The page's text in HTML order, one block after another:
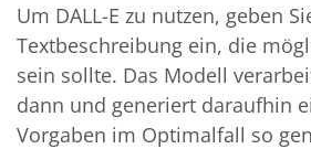
Um DALL-E zu nutzen, geben
Textbeschreibung ein, die
sein sollte. Das Modell
dann und generiert daraufhin
Vorgaben im Optimalfall so